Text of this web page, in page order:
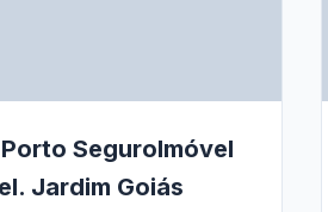
SeguroImóvel
Jardim Goiás